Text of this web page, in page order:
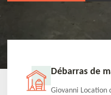
Débarras de
Giovanni Location